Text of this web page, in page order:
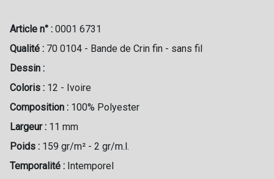
Article n° : 0001 6731
Qualité : 70 0104 - Bande de Crin fin - sans fil
Dessin :
Coloris : 12 - Ivoire
Composition : 100% Polyester
Largeur : 11 mm
Poids : 159 gr/m² - 2 gr/m.l.
Temporalité : Intemporel